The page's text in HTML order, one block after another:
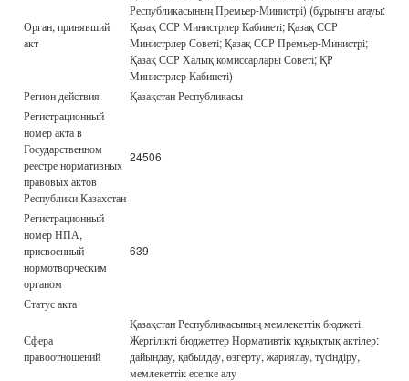
Орган, принявший
акт
Республикасының Премьер-Министрі) (бұрынғы атауы:
Қазақ ССР Министрлер Кабинеті; Қазақ ССР
Министрлер Советі; Қазақ ССР Премьер-Министрі;
Қазақ ССР Халық комиссарлары Советі; ҚР
Министрлер Кабинеті)
Регион действия
Қазақстан Республикасы
Регистрационный
номер акта в
Государственном
реестре нормативных
правовых актов
Республики Казахстан
24506
Регистрационный
номер НПА,
присвоенный
нормотворческим
органом
639
Статус акта
Сфера
правоотношений
Қазақстан Республикасының мемлекеттік бюджеті.
Жергілікті бюджеттер Нормативтік құқықтық актілер:
дайындау, қабылдау, өзгерту, жариялау, түсіндіру,
мемлекеттік есепке алу